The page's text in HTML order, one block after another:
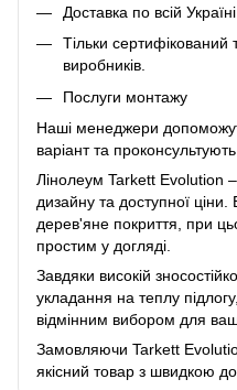
Доставка по всій Україні
Тільки сертифікований
виробників.
Послуги монтажу
Наші менеджери
варіант та
Лінолеум Tarkett Evolution
дизайну та доступної ціни.
дерев'яне покриття, при
простим у догляді.
Завдяки високій
укладання на теплу
відмінним вибором для
Замовляючи Tarkett
якісний товар з швидкою